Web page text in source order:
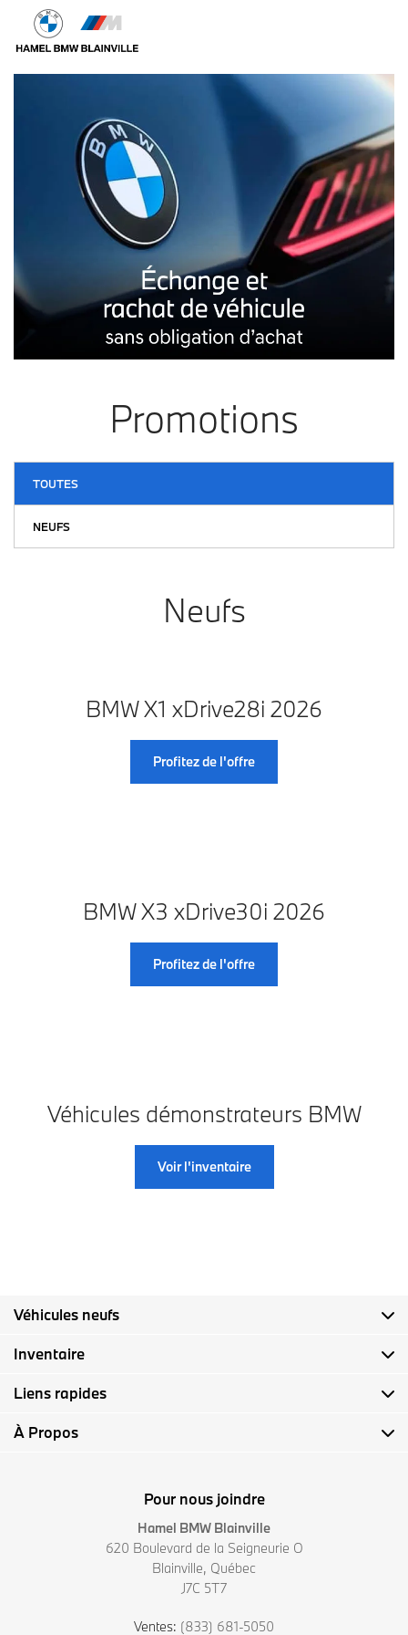
Promotions
TOUTES
NEUFS
Neufs
BMW X1 xDrive28i 2026
Profitez de l'offre
BMW X3 xDrive30i 2026
Profitez de l'offre
Véhicules démonstrateurs BMW
Voir l'inventaire
Pour nous joindre
Hamel BMW Blainville
620 Boulevard de la Seigneurie O
Blainville, Québec
J7C 5T7
Ventes: (833) 681-5050
Véhicules neufs
Inventaire
Liens rapides
À Propos